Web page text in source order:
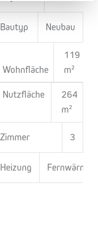
Bautyp Neubau
Wohnfläche
119
m²
Nutzfläche
264
m²
Zimmer 3
Heizung Fernwärme